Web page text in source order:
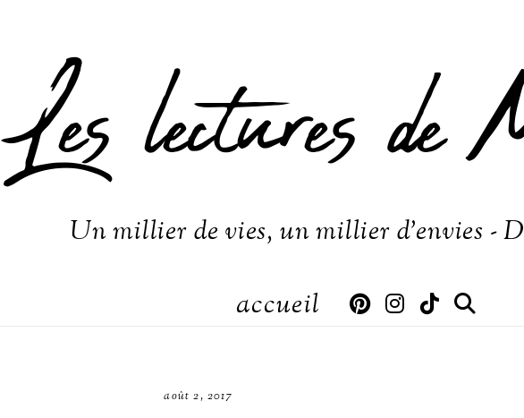
Les lectures de
Un millier de vies, un millier d'envies -
accueil
août 2, 2017